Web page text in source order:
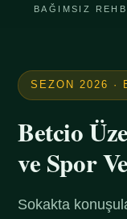
BAĞIMSIZ
SEZON 2026 ·
Betcio
ve Spor
Sokakta